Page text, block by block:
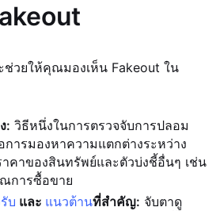
ช่วยให้คุณมองเห็น Fakeout ใน
: วิธีหนึ่งในการตรวจจับการปลอม
ารมองหาความแตกต่างระหว่าง
าคาของสินทรัพย์และตัวบ่งชี้อื่นๆ เช่น
การซื้อขาย
บ และ แนวต้านที่สำคัญ: จับตาดู